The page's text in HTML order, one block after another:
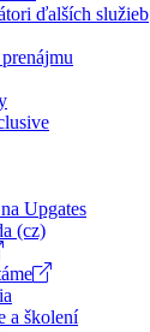
ďalších služieb
Upgates
(cz)
a školení